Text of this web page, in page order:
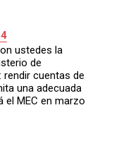
ustedes la
de
rendir cuentas de
una adecuada
el MEC en marzo